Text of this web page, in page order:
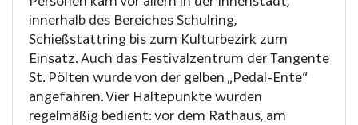
innerhalb des Bereiches Schulring,
Schießstattring bis zum Kulturbezirk zum
Einsatz. Auch das Festivalzentrum der Tangente
St. Pölten wurde von der gelben „Pedal-Ente“
angefahren. Vier Haltepunkte wurden
regelmäßig bedient: vor dem Rathaus, am